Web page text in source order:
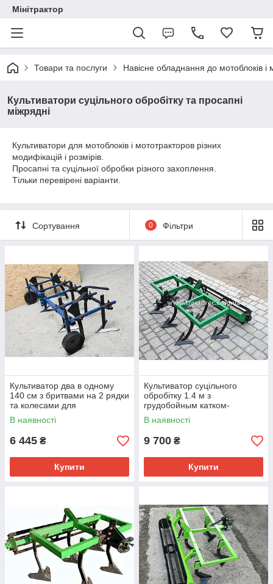
Мінітрактор
Товари та послуги Навісне обладнання до мотоблоків
Культиватори суцільного обробітку та просапні
міжрядні
Культиватори для мотоблоків і мототракторов різних
модифікацій і розмірів.
Просапні та суцільної обробки різного захоплення.
Тільки перевірені варіанти.
Сортування 0 Фільтри
Культиватор два в одному
140 см з бритвами на 2 рядки
та колесами для
мототрактора, мотоблока
мінітрактора
В наявності
6 445 ₴
Купити
Культиватор суцільного
обробітку 1.4 м з
грудобойным катком-
барабаном для мотоблока,
мототрактора. НОВИНКА!
В наявності
9 700 ₴
Купити